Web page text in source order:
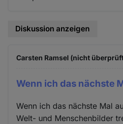
Diskussion anzeigen
Carsten Ramsel (nicht
Wenn ich das nächste
Wenn ich das nächste Mal
Welt- und Menschenbilder